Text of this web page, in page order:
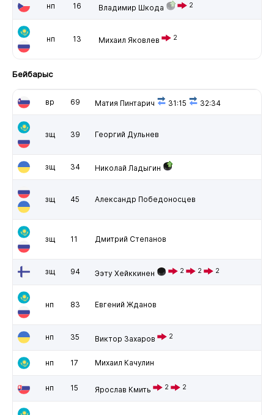
нп 16 Владимир Шкода 2
нп 13 Михаил Яковлев 2
Бейбарыс
вр 69 Матия Пинтарич 31:15 32:34
зщ 39 Георгий Дульнев
зщ 34 Николай Ладыгин
зщ 45 Александр Победоносцев
зщ 11 Дмитрий Степанов
зщ 94 Ээту Хейккинен 2 2 2
нп 83 Евгений Жданов
нп 35 Виктор Захаров 2
нп 17 Михаил Качулин
нп 15 Ярослав Кмить 2 2